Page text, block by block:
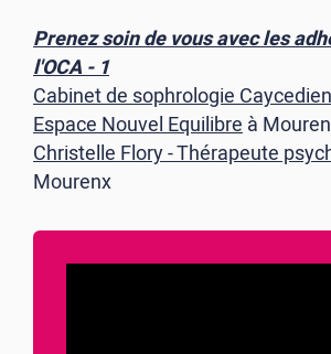
Prenez soin de vous avec les
l'OCA - 1
Cabinet de sophrologie
Espace Nouvel Equilibreà
Christelle Flory - Thérapeute
Mourenx